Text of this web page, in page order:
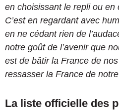
en choisissant le repli ou en
C’est en regardant avec
en ne cédant rien de
notre goût de l’avenir que
est de bâtir la France de
ressasser la France de
La liste officielle des